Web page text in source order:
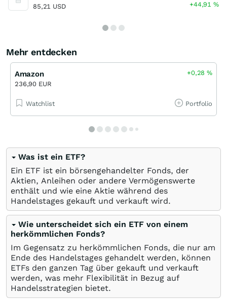
85,21 USD +44,91%
Mehr entdecken
Amazon
236,90 EUR
+0,28%
Watchlist Portfolio
Was ist ein ETF?
Ein ETF ist ein börsengehandelter Fonds, der
Aktien, Anleihen oder andere Vermögenswerte
enthält und wie eine Aktie während des
Handelstages gekauft und verkauft wird.
Wie unterscheidet sich ein ETF von einem
herkömmlichen Fonds?
Im Gegensatz zu herkömmlichen Fonds, die nur am
Ende des Handelstages gehandelt werden, können
ETFs den ganzen Tag über gekauft und verkauft
werden, was mehr Flexibilität in Bezug auf
Handelsstrategien bietet.